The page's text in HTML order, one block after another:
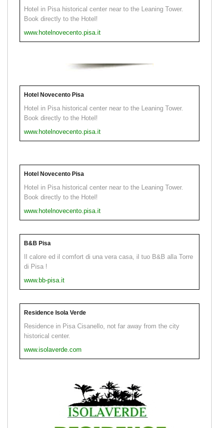
Hotel in Pisa historical center near to the Leaning Tower.
Book directly to the Hotel!
www.hotelnovecento.pisa.it
Hotel Novecento Pisa
Hotel in Pisa historical center near to the Leaning Tower.
Book directly to the Hotel!
www.hotelnovecento.pisa.it
Hotel Novecento Pisa
Hotel in Pisa historical center near to the Leaning Tower.
Book directly to the Hotel!
www.hotelnovecento.pisa.it
B&B Pisa
Il calore ed il comfort di una vera casa, il tuo B&B alla Torre
di Pisa !
www.bb-pisa.it
Residence Isola Verde
Residence in Pisa Cisanello, not far away from the city
historical center.
www.isolaverde.com